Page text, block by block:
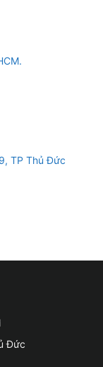
chịu hay ảnh
xe.
đẹp mắt và
xe VinFast VF3 uy
TP Thủ Đức
Đức